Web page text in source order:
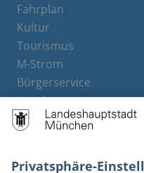
Fahrplan
Kultur
Tourismus
M-Strom
Bürgerservice
Hotels